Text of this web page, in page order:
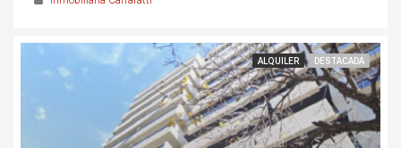
ALQUILER DESTACADA